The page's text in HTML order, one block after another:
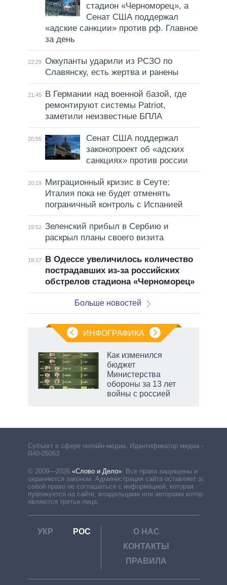
стадион «Черноморец», а
Сенат США поддержал
«адские санкции» против рф. Главное
за день
22:29 Оккупанты ударили из РСЗО по
Славянску, есть жертва и ранены
21:45
В Германии над военной базой, где
ремонтируют системы Patriot,
заметили неизвестные БПЛА
20:55
Сенат США поддержал
законопроект об «адских
санкциях» против россии
20:19
Миграционный кризис в Сеуте:
Италия пока не будет отменять
пограничный контроль с Испанией
19:52 Зеленский прибыл в Сербию и
раскрыл планы своего визита
19:17
В Одессе увеличилось количество
пострадавших из-за российских
обстрелов стадиона «Черноморец»
Больше новостей
ИНФОГРАФИКА
Как изменился
бюджет
Министерства
обороны за 13 лет
войны с россией
Субъект в сфере онлайн-медиа. Идентификатор медиа –
R40-05063
© 2009—2026 «Слово и Дело» Все права защищены и
охраняются законом. Администрация сайта оставляет за
собой право не соглашаться с информацией, которая
публикуется на сайте, владельцами или авторами которой
являются третьи лица.
УКР РОС
О НАС
КОНТАКТЫ
ПРАВИЛА